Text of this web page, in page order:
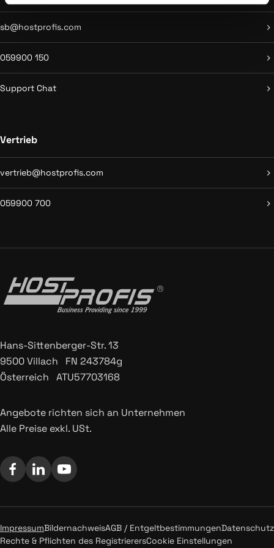
sb@hostprofis.com
059900 150
Support Chat
Vertrieb
vertrieb@hostprofis.com
059900 700
Hans-Sittenberger-Str. 13
9500 Villach FN 243784g
Österreich ATU57703168
Angebote richten sich an Unternehmen
Alle Preise exkl. USt.
ImpressumBildernachweisAGB / EntgeltbestimmungenDatenschutz
Rechte & Pflichten des RegistrierersCookie Einstellungen